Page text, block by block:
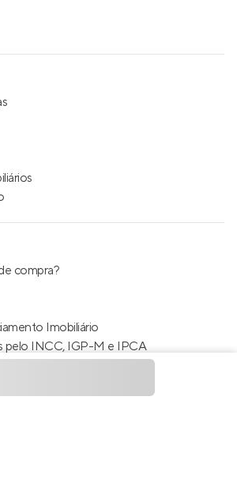
compra?
Imobiliário
pelo INCC, IGP-M e IPCA
condomínio